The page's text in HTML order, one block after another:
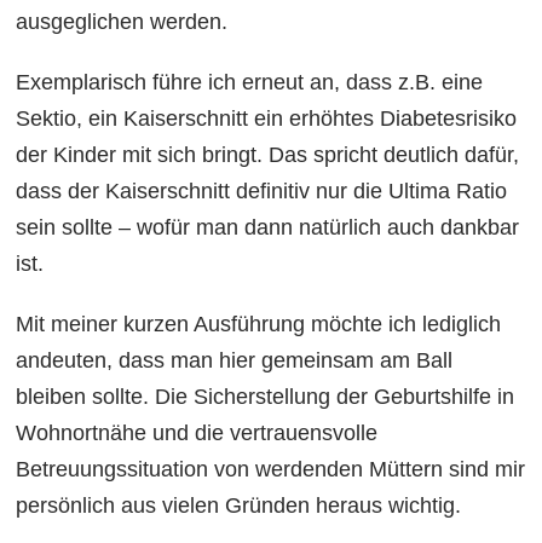
ausgeglichen werden.
Exemplarisch führe ich erneut an, dass z.B. eine
Sektio, ein Kaiserschnitt ein erhöhtes Diabetesrisiko
der Kinder mit sich bringt. Das spricht deutlich dafür,
dass der Kaiserschnitt definitiv nur die Ultima Ratio
sein sollte – wofür man dann natürlich auch dankbar
ist.
Mit meiner kurzen Ausführung möchte ich lediglich
andeuten, dass man hier gemeinsam am Ball
bleiben sollte. Die Sicherstellung der Geburtshilfe in
Wohnortnähe und die vertrauensvolle
Betreuungssituation von werdenden Müttern sind mir
persönlich aus vielen Gründen heraus wichtig.